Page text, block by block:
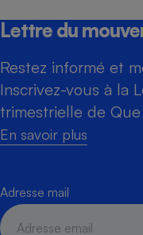
Lettre du
Restez informé et
Inscrivez-vous à la
trimestrielle de
En savoir plus
Adresse mail